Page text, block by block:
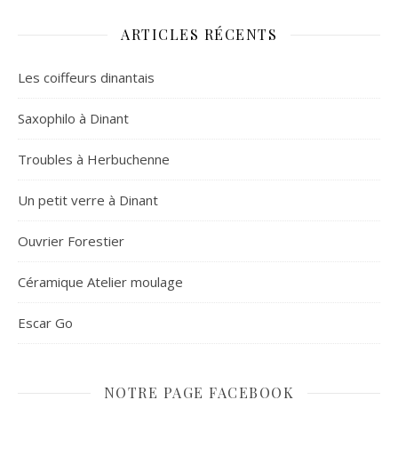
ARTICLES RÉCENTS
Les coiffeurs dinantais
Saxophilo à Dinant
Troubles à Herbuchenne
Un petit verre à Dinant
Ouvrier Forestier
Céramique Atelier moulage
Escar Go
NOTRE PAGE FACEBOOK